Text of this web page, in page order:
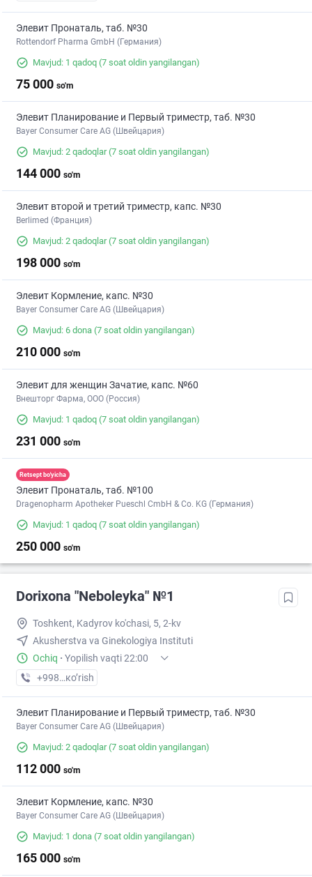
Элевит Пронаталь, таб. №30
Rottendorf Pharma GmbH (Германия)
Mavjud: 1 qadoq (7 soat oldin yangilangan)
75 000 so'm
Элевит Планирование и Первый триместр, таб. №30
Bayer Consumer Care AG (Швейцария)
Mavjud: 2 qadoqlar(7 soat oldin yangilangan)
144 000 so'm
Элевит второй и третий триместр, капс. №30
Berlimed (Франция)
Mavjud: 2 qadoqlar(7 soat oldin yangilangan)
198 000 so'm
Элевит Кормление, капс. №30
Bayer Consumer Care AG (Швейцария)
Mavjud: 6 dona (7 soat oldin yangilangan)
210 000 so'm
Элевит для женщин Зачатие, капс. №60
Внешторг Фарма, ООО (Россия)
Mavjud: 1 qadoq (7 soat oldin yangilangan)
231 000 so'm
Retsept bo'yicha
Элевит Пронаталь, таб. №100
Dragenopharm Apotheker Pueschl CmbH & Co. KG (Германия)
Mavjud: 1 qadoq (7 soat oldin yangilangan)
250 000 so'm
Dorixona "Neboleyka" №1
Toshkent, Kadyrov ko'chasi, 5, 2-kv
Akusherstva va Ginekologiya Instituti
Ochiq · Yopilish vaqti 22:00
+998 (71) XXX-XX-XX
кo’rish
Элевит Планирование и Первый триместр, таб. №30
Bayer Consumer Care AG (Швейцария)
Mavjud: 2 qadoqlar(7 soat oldin yangilangan)
112 000 so'm
Элевит Кормление, капс. №30
Bayer Consumer Care AG (Швейцария)
Mavjud: 1 dona (7 soat oldin yangilangan)
165 000 so'm